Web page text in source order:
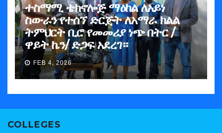
ተስማሚ ቴክኖሎጅ ማዕከል ለአይነ
ስውራን የተሰኘ ድርጅት ለአማራ ክልል
ትምህርት ቢሮ የመመሪያ ነጭ በትር /
ዋይት ኬን/ ድጋፍ አደረገ።
FEB 4, 2026
COLLEGES